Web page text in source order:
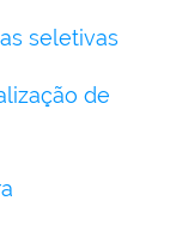
seletivas
de